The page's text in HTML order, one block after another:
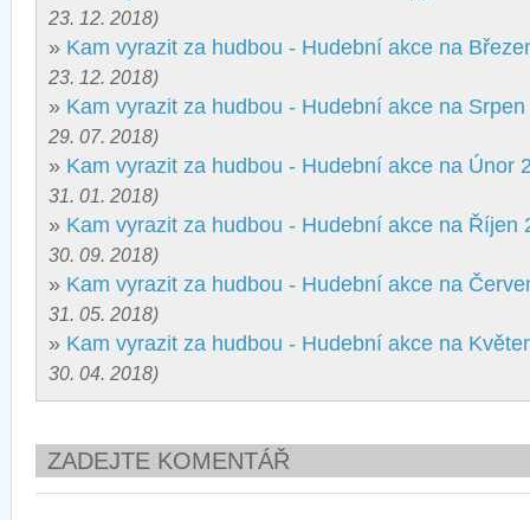
23. 12. 2018)
» Kam vyrazit za hudbou - Hudební akce na
23. 12. 2018)
» Kam vyrazit za hudbou - Hudební akce na
29. 07. 2018)
» Kam vyrazit za hudbou - Hudební akce na Únor
31. 01. 2018)
» Kam vyrazit za hudbou - Hudební akce na Říjen
30. 09. 2018)
» Kam vyrazit za hudbou - Hudební akce na
31. 05. 2018)
» Kam vyrazit za hudbou - Hudební akce na
30. 04. 2018)
ZADEJTE KOMENTÁŘ